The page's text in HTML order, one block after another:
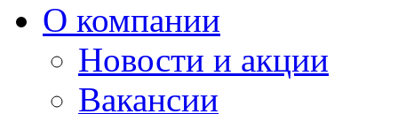
О компании
Новости и акции
Вакансии